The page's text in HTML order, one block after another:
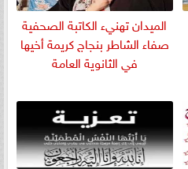
الميدان تهنيء الكاتبة الصحفية
صفاء الشاطر بنجاج كريمة أخيها
في الثانوية العامة